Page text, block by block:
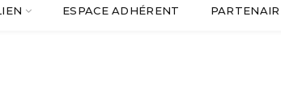
ESPACE ADHÉRENT